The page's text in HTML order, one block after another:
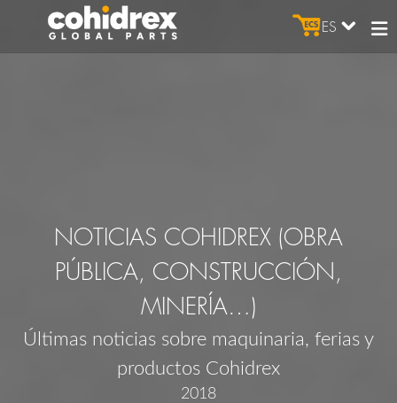
ES
NOTICIAS COHIDREX (OBRA
PÚBLICA, CONSTRUCCIÓN,
MINERÍA…)
Últimas noticias sobre maquinaria, ferias y
productos Cohidrex
2018